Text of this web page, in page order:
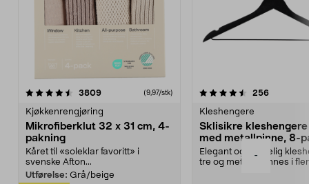
-
3809anmeldelser(9,97/stk)
Kjøkkenrengjøring
Mikrofiberklut 32 x 31 cm, 4-
pakning
Kåret til «soleklar favoritt» i
svenske Afton...
Utførelse: Grå/beige
4.5av 5 stjerner 256
Kleshengere
Sklisikre
med metallpinne, 8-
Elegant og skikkelig
tre og metall – finnes i
4.5av 5 stjerner